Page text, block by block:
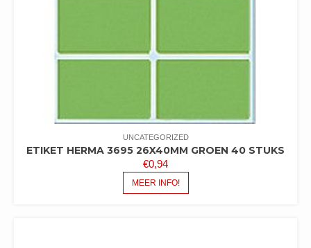
UNCATEGORIZED
ETIKET HERMA 3695 26X40MM GROEN 40 STUKS
€0,94
MEER INFO!